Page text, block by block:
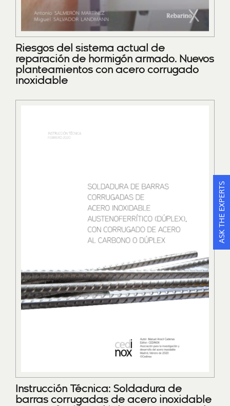
Riesgos del sistema actual de
reparación de hormigón armado. Nuevos
planteamientos con acero corrugado
inoxidable
Instrucción Técnica: Soldadura de
barras corrugadas de acero inoxidable
ASK THE EXPERTS